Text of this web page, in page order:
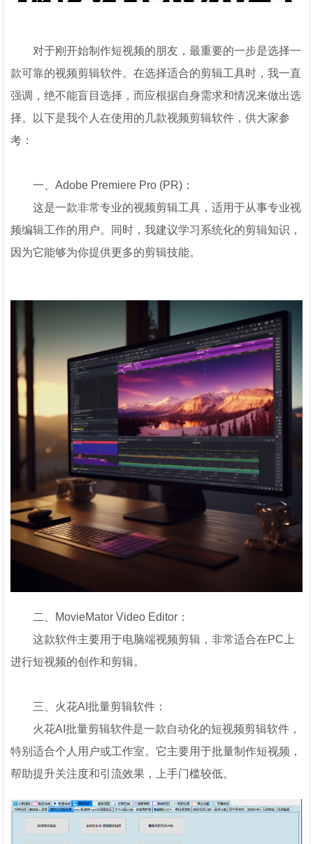
对于刚开始制作短视频的朋友，最重要的一步是选择一
款可靠的视频剪辑软件。在选择适合的剪辑工具时，我一直
强调，绝不能盲目选择，而应根据自身需求和情况来做出选
择。以下是我个人在使用的几款视频剪辑软件，供大家参
考：
一、Adobe Premiere Pro (PR)：
这是一款非常专业的视频剪辑工具，适用于从事专业视
频编辑工作的用户。同时，我建议学习系统化的剪辑知识，
因为它能够为你提供更多的剪辑技能。
二、MovieMator Video Editor：
这款软件主要用于电脑端视频剪辑，非常适合在PC上
进行短视频的创作和剪辑。
三、火花AI批量剪辑软件：
火花AI批量剪辑软件是一款自动化的短视频剪辑软件，
特别适合个人用户或工作室。它主要用于批量制作短视频，
帮助提升关注度和引流效果，上手门槛较低。